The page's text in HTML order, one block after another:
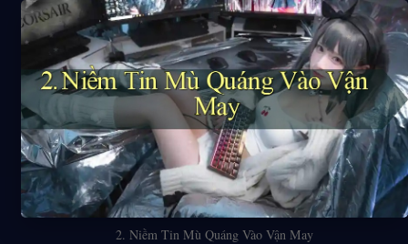
2. Niềm Tin Mù Quáng Vào Vận May